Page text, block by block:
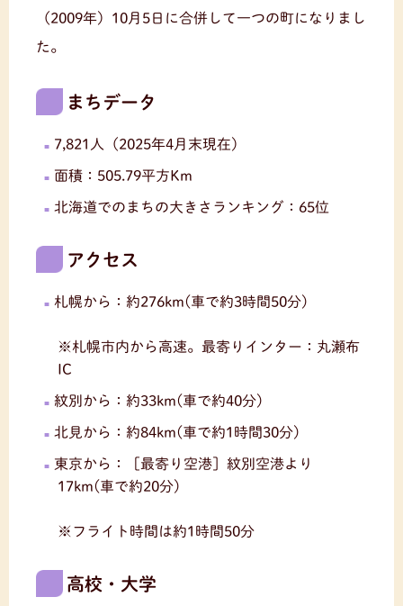
（2009年）10月5日に合併して一つの町になりまし
た。
まちデータ
7,821人（2025年4月末現在）
面積：505.79平方Km
北海道でのまちの大きさランキング：65位
アクセス
札幌から：約276km(車で約3時間50分)
※札幌市内から高速。最寄りインター：丸瀬布
IC
紋別から：約33km(車で約40分)
北見から：約84km(車で約1時間30分)
東京から：［最寄り空港］紋別空港より
17km(車で約20分)
※フライト時間は約1時間50分
高校・大学